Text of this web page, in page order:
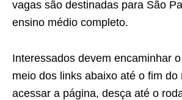
vagas são destinadas para São
ensino médio completo.
Interessados devem encaminhar
meio dos links abaixo até o fim do
acessar a página, desça até o